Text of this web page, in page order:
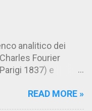
analitico dei
Fourier
1837) e
una raccolta di
READ MORE »